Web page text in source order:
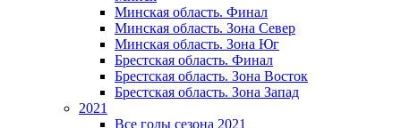
Mинская область. Финал
Минская область. Зона Север
Минская область. Зона Юг
Брестская область. Финал
Брестская область. Зона Восток
Брестская область. Зона Запад
2021
Все голы сезона 2021